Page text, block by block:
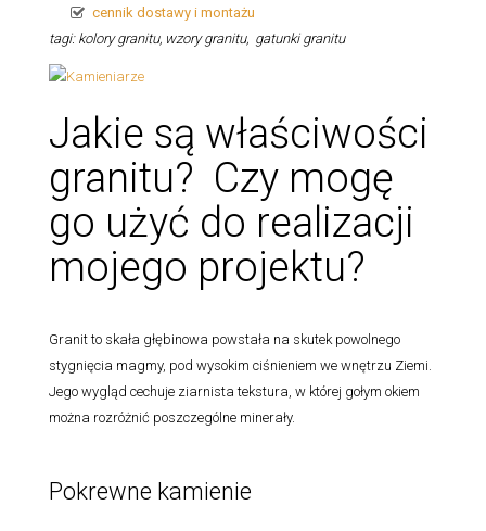
cennik dostawy i montażu
tagi: kolory granitu, wzory granitu, gatunki granitu
Jakie są właściwości
granitu? Czy mogę
go użyć do realizacji
mojego projektu?
Granit to skała głębinowa powstała na skutek powolnego
stygnięcia magmy, pod wysokim ciśnieniem we wnętrzu Ziemi.
Jego wygląd cechuje ziarnista tekstura, w której gołym okiem
można rozróżnić poszczególne minerały.
Pokrewne kamienie